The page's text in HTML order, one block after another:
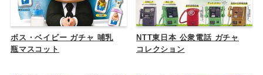
ボス・ベイビー ガチャ 哺乳
瓶マスコット
NTT東日本 公衆電話 ガチャ
コレクション